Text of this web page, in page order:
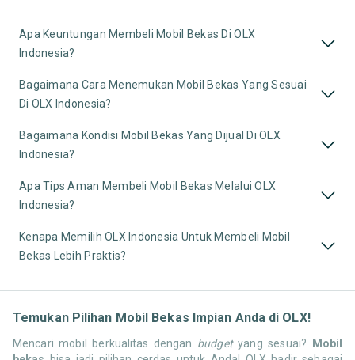
Apa Keuntungan Membeli Mobil Bekas Di OLX
Indonesia?
Bagaimana Cara Menemukan Mobil Bekas Yang Sesuai
Di OLX Indonesia?
Bagaimana Kondisi Mobil Bekas Yang Dijual Di OLX
Indonesia?
Apa Tips Aman Membeli Mobil Bekas Melalui OLX
Indonesia?
Kenapa Memilih OLX Indonesia Untuk Membeli Mobil
Bekas Lebih Praktis?
Temukan Pilihan Mobil Bekas Impian Anda di OLX!
Mencari mobil berkualitas dengan budgetyang sesuai? Mobil